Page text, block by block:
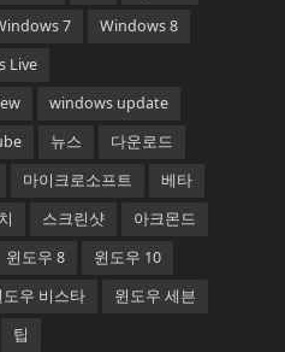
7
Windows 8
Live
windows update
뉴스
다운로드
마이크로소프트
베타
스크린샷
아크몬드
윈도우 8
윈도우 10
도우 비스타
윈도우 세븐
팁